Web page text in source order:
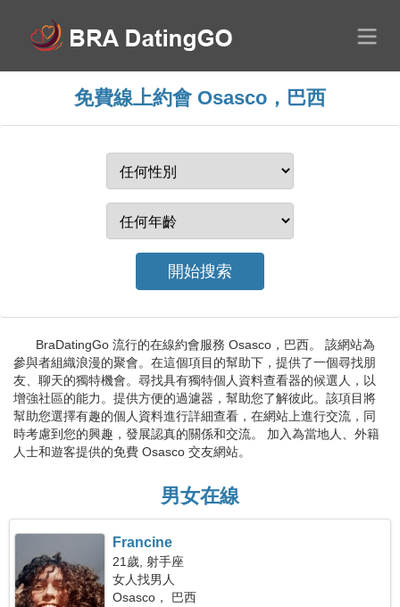
免費線上約會 Osasco，巴西
BraDatingGo 流行的在線約會服務 Osasco，巴西。 該網站為
參與者組織浪漫的聚會。在這個項目的幫助下，提供了一個尋找朋
友、聊天的獨特機會。尋找具有獨特個人資料查看器的候選人，以
增強社區的能力。提供方便的過濾器，幫助您了解彼此。該項目將
幫助您選擇有趣的個人資料進行詳細查看，在網站上進行交流，同
時考慮到您的興趣，發展認真的關係和交流。 加入為當地人、外籍
人士和遊客提供的免費 Osasco 交友網站。
男女在線
Francine
21歲, 射手座
女人找男人
Osasco， 巴西